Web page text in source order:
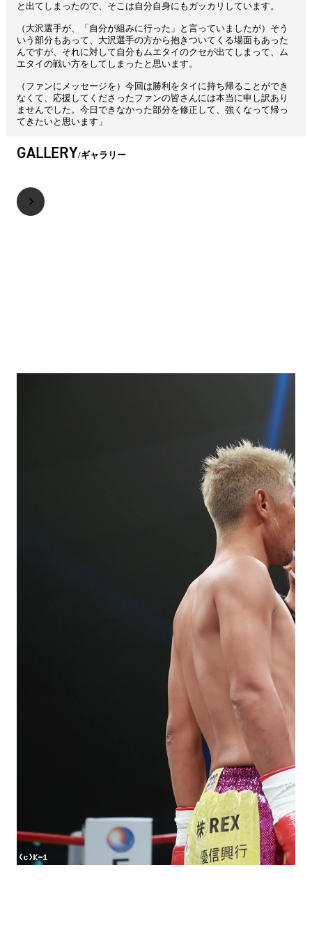
と出てしまったので、そこは自分自身にもガッカリしています。
（大沢選手が、「自分が組みに行った」と言っていましたが）そう
いう部分もあって、大沢選手の方から抱きついてくる場面もあった
んですが、それに対して自分もムエタイのクセが出てしまって、ム
エタイの戦い方をしてしまったと思います。
（ファンにメッセージを）今回は勝利をタイに持ち帰ることができ
なくて、応援してくださったファンの皆さんには本当に申し訳あり
ませんでした。今日できなかった部分を修正して、強くなって帰っ
てきたいと思います」
GALLERY ギャラリー